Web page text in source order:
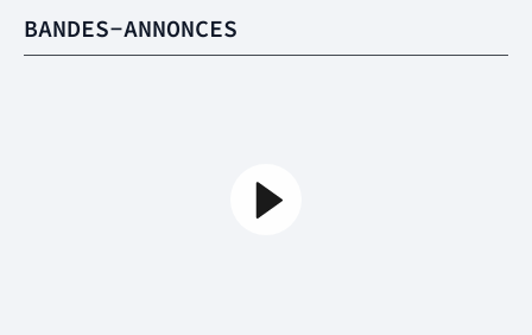
BANDES-ANNONCES